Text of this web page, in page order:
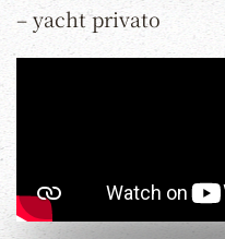
– yacht privato